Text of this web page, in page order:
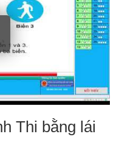
Thi bằng lái